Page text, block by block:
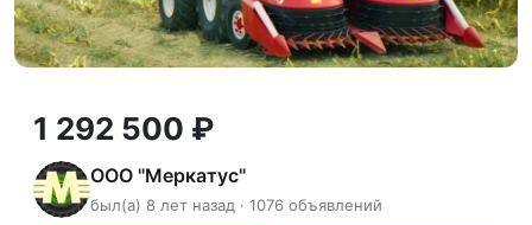
1 292 500 ₽
ООО "Меркатус"
был(а) 8 лет назад · 1076 объявлений